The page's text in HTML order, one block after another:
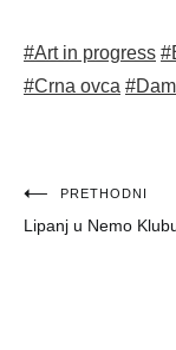
#Art in progress
#Crna ovca
objava
PRETHODNI
Lipanj u Nemo